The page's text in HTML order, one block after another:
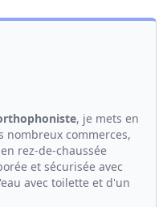
, je mets en
nombreux commerces,
rez-de-chaussée
et sécurisée avec
avec toilette et d'un